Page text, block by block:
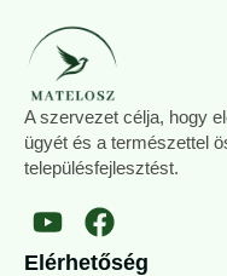
A szervezet célja, hogy
ügyét és a természettel
településfejlesztést.
Elérhetőség